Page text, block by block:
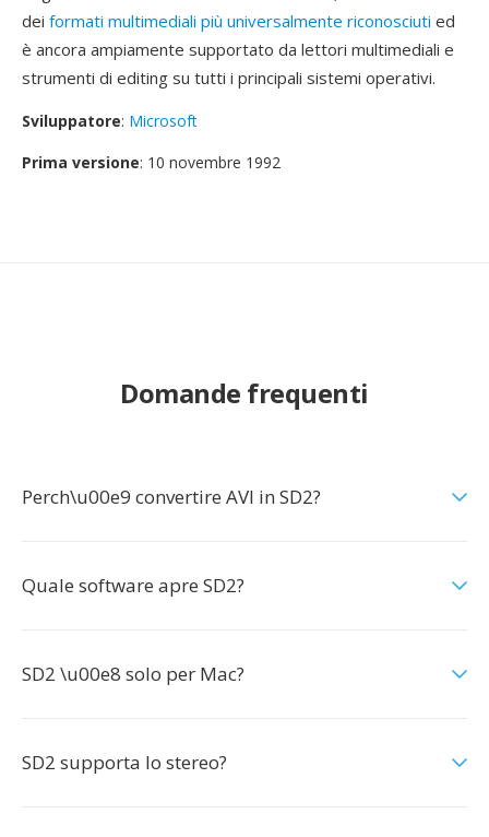
dei formati multimediali più universalmente riconosciuti ed
è ancora ampiamente supportato da lettori multimediali e
strumenti di editing su tutti i principali sistemi operativi.
Sviluppatore: Microsoft
Prima versione: 10 novembre 1992
Domande frequenti
Perch\u00e9 convertire AVI in SD2?
Quale software apre SD2?
SD2 \u00e8 solo per Mac?
SD2 supporta lo stereo?